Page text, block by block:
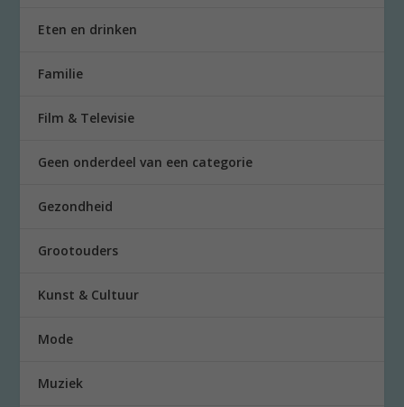
Eten en drinken
Familie
Film & Televisie
Geen onderdeel van een categorie
Gezondheid
Grootouders
Kunst & Cultuur
Mode
Muziek